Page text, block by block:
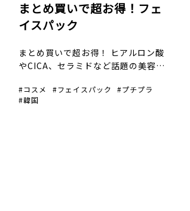
まとめ買いで超お得！フェ
イスパック
まとめ買いで超お得！ ヒアルロン酸
やCICA、セラミドなど話題の美容成
マスク よりどり5枚で380円+税（税
込418円）！ ニキビや赤みなど肌荒
コスメ フェイスパック
プチプラ
韓国